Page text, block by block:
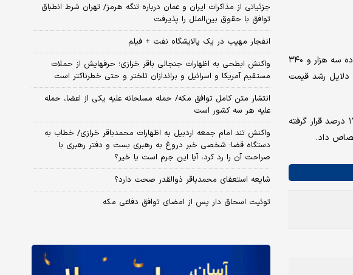
اما در چنین شرایطی، اصلاح اونس جهانی طلا فقط یک روز دوام آورد و اونس جهانی طلا در شب گذشته به بالای محدوده سه هزار و ۳۴۰
دلایل رشد قیمت
سکه امامی نیز در نیمه دوم کانال ۷۵ میلیون تومان در روز چهارم تیرماه به‌کار خود پایان داد و حباب آن در محدوده ۱۷ درصد قرار گرفته
جزئیاتی از مذاکرات ایران و عمان درباره تنگه هرمز/ تهران شرط انطباق
توافق با حقوق بین‌الملل را پذیرفت
انفجار مهیب در یک پالایشگاه نفت + فیلم
واکنش ابطحی به اظهارات جنجالی باقر خرازی؛ حرفهایش از حملات
مستقیم آمریکا و اسرائیل و براندازان تلختر و حتی خطرناکتر است
انتشار متن کامل توافق مکه/ حمله مسلحانه علیه یکی از اعضا، حمله
علیه هر سه کشور است
واکنش تند امام جمعه اردبیل به اظهارات محمدباقر خرازی/ خطاب به
دستگاه قضا: شخصی خبر دروغ به رهبری بست و دفتر رهبری با
صراحت آن را رد کرد، آیا این جرم است یا خیر؟
شایعه استعفای محمدباقر ذوالقدر صحت دارد؟
توئیت اسحاق دار پس از امضای توافق دفاعی مکه